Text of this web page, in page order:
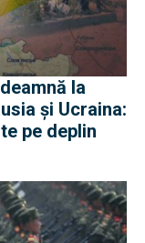
la
și Ucraina:
pe deplin